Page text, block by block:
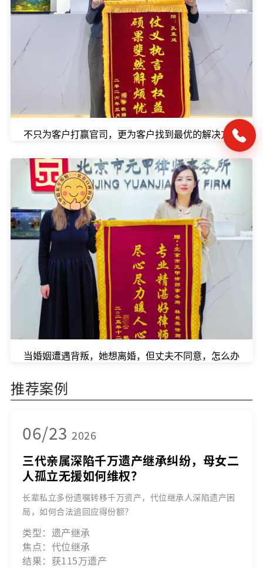
不只为客户打赢官司，更为客户找到最优的解决方案。
当婚姻遭遇背叛，她想离婚，但丈夫不同意，怎么办
推荐案例
06/23 2026
三代亲属深陷千万遗产继承纠纷，母女二
人孤立无援如何维权？
长辈私立多份遗嘱转移千万资产，代位继承人深陷遗产困
局，如何合法追回应得份额？
类型：遗产继承
焦点：代位继承
结果：获115万遗产